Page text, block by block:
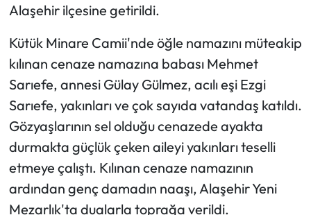
Alaşehir ilçesine getirildi.
Kütük Minare Camii'nde öğle namazını müteakip
kılınan cenaze namazına babası Mehmet
Sarıefe, annesi Gülay Gülmez, acılı eşi Ezgi
Sarıefe, yakınları ve çok sayıda vatandaş katıldı.
Gözyaşlarının sel olduğu cenazede ayakta
durmakta güçlük çeken aileyi yakınları teselli
etmeye çalıştı. Kılınan cenaze namazının
ardından genç damadın naaşı, Alaşehir Yeni
Mezarlık'ta dualarla toprağa verildi.